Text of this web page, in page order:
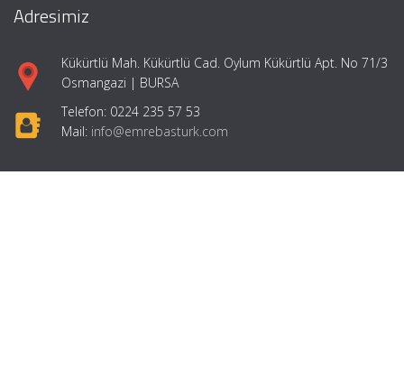
Adresimiz
Kükürtlü Mah. Kükürtlü Cad. Oylum Kükürtlü Apt. No 71/3
Osmangazi | BURSA
Telefon: 0224 235 57 53
Mail: info@emrebasturk.com
Hızlı Menü